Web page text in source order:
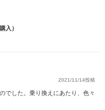
入）
2021/11/14投稿
でした。乗り換えにあたり、色々